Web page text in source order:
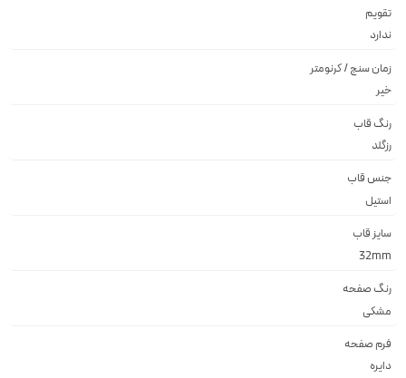
تقویم
ندارد
زمان سنج / کرنومتر
خیر
رنگ قاب
رزگلد
جنس قاب
استيل
سایز قاب
32mm
رنگ صفحه
مشكى
فرم صفحه
دايره